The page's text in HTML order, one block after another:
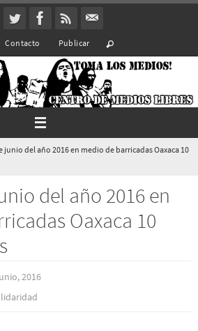
Contacto Publicar
junio del año 2016 en medio de barricadas Oaxaca 10
del año 2016 en
Oaxaca 10
2016